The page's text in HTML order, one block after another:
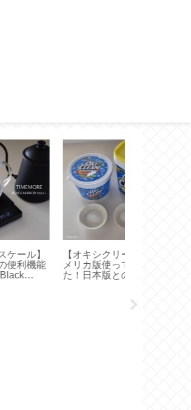
【 STARBUCKS 】ス
マトラ マサ デパン 3種
どれを選ぶ？【スター